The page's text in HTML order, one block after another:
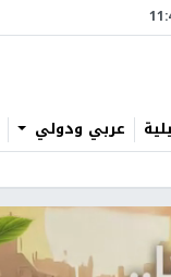
عربي ودولي